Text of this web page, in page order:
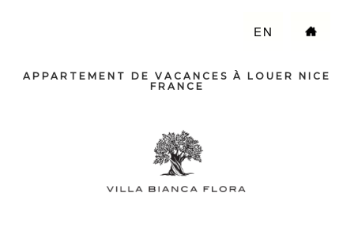
APPARTEMENT DE VACANCES À LOUER NICE
FRANCE
EN